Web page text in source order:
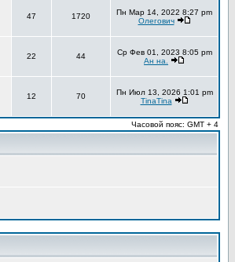
47 1720
Пн Мар 14, 2022 8:27 pm
Олегович
22 44
Ср Фев 01, 2023 8:05 pm
Ан на.
12 70
Пн Июл 13, 2026 1:01 pm
TinaTina
Часовой пояс: GMT + 4